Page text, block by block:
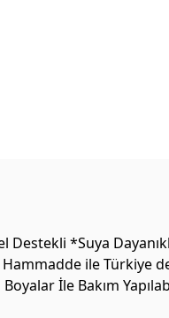
Destekli *Suya
Hammadde ile Türkiye
İle Bakım